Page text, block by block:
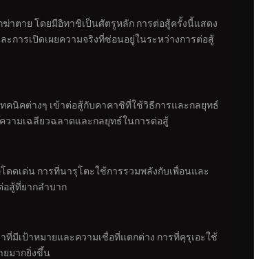
าตาย โดยมีอิทาชิเป็นศัตรูหลัก การต่อสู้ครั้งนี้แสดง
การเปิดเผยความจริงที่ซ่อนอยู่ในระหว่างการต่อสู้
คนิคต่างๆ เข้าต่อสู้กับคาคาชิที่ใช้วิธีการและกลยุทธ์
วามเฉลียวฉลาดและกลยุทธ์ในการต่อสู้
ดเด่น การที่นารุโตะใช้การรวมพลังกับเพื่อนและ
อสู้ที่ยากลำบาก
มีเป้าหมายและความเชื่อที่แตกต่าง การที่คุรุเอะใช้
ยมากยิ่งขึ้น